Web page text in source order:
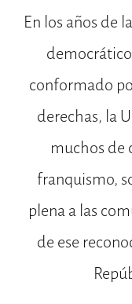
En los años de
conformado
derechas, la
muchos de
franquismo,
plena a las
de ese